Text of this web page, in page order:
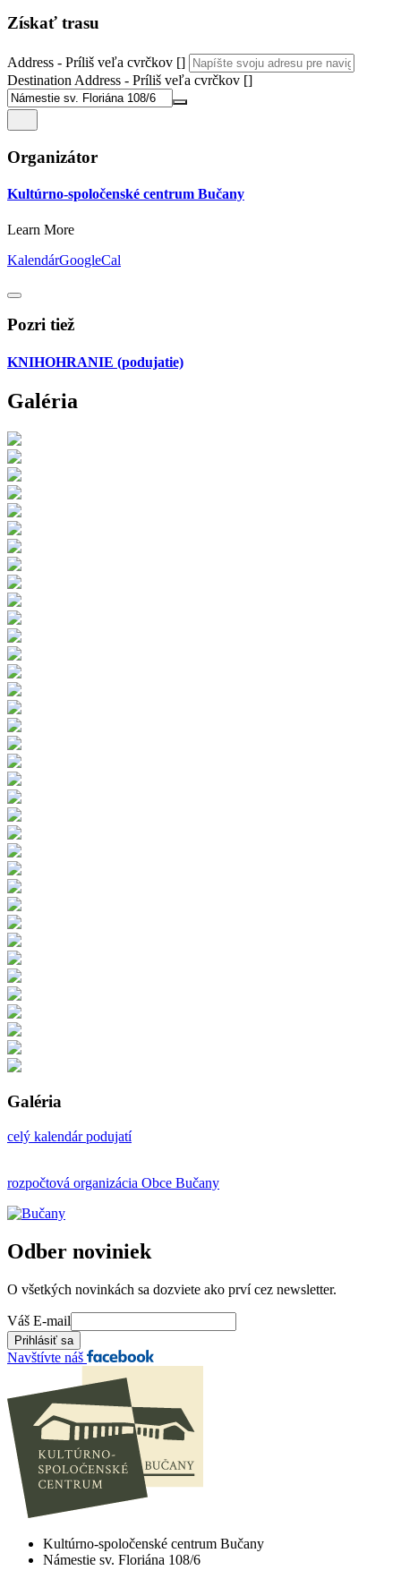
Získať trasu
Address - Príliš veľa cvrčkov []
Destination Address - Príliš veľa cvrčkov []
Organizátor
Kultúrno-spoločenské centrum Bučany
Learn More
KalendárGoogleCal
Pozri tiež
KNIHOHRANIE (podujatie)
Galéria
Galéria
celý kalendár podujatí
rozpočtová organizácia Obce Bučany
Odber noviniek
O všetkých novinkách sa dozviete ako prví cez newsletter.
Váš E-mail
Navštívte náš
Kultúrno-spoločenské centrum Bučany
Námestie sv. Floriána 108/6